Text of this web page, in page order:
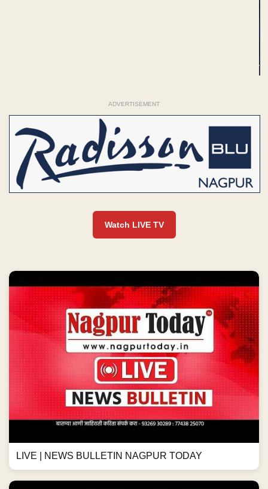
ADVERTISEMENT
Watch LIVE TV
LIVE | NEWS BULLETIN NAGPUR TODAY